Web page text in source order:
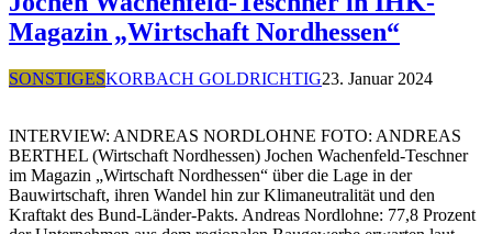
Magazin „Wirtschaft Nordhessen“
SONSTIGESKORBACH GOLDRICHTIG23. Januar 2024
INTERVIEW: ANDREAS NORDLOHNE FOTO: ANDREAS
BERTHEL (Wirtschaft Nordhessen) Jochen Wachenfeld-Teschner
im Magazin „Wirtschaft Nordhessen“ über die Lage in der
Bauwirtschaft, ihren Wandel hin zur Klimaneutralität und den
Kraftakt des Bund-Länder-Pakts. Andreas Nordlohne: 77,8 Prozent